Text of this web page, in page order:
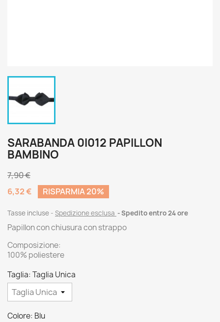
SARABANDA 0I012 PAPILLON
BAMBINO
7,90 €
6,32 €
RISPARMIA 20%
Tasse incluse Spedizione esclusa Spedito entro 24 ore
Papillon con chiusura con strappo
Composizione:
100% poliestere
Taglia: Taglia Unica
Colore: Blu